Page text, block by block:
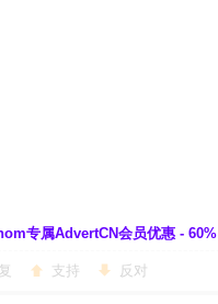
专属AdvertCN会员优惠 - 60%
支持 反对